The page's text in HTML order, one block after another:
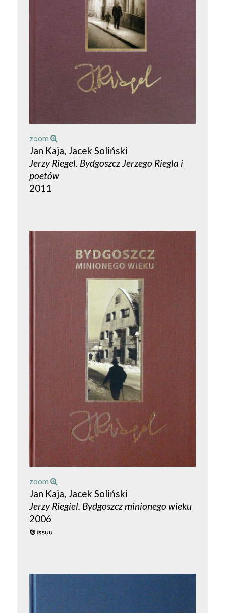
zoom
Jan Kaja, Jacek Soliński
Jerzy Riegel. Bydgoszcz Jerzego Riegla i
poetów
2011
zoom
Jan Kaja, Jacek Soliński
Jerzy Riegiel. Bydgoszcz minionego wieku
2006